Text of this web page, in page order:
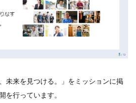
未来を見つける。」をミッションに掲
を行っています。